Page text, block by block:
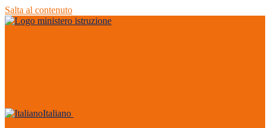
Salta al contenuto
Italiano